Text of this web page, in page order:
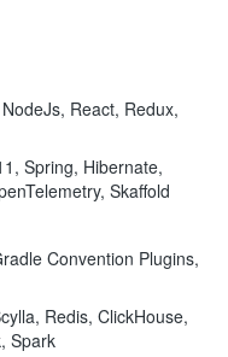
React, Redux,
Spring, Hibernate,
Skaffold
Convention Plugins,
Redis, ClickHouse,
Spark